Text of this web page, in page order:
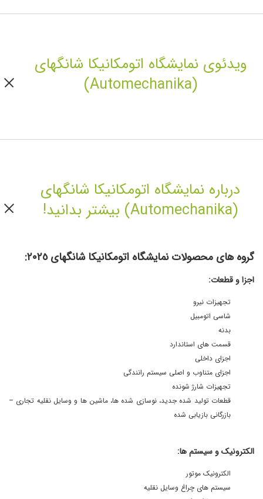
ویدئوی نمایشگاه اتومکانیکا شانگهای
(Automechanika)
درباره نمایشگاه اتومکانیکا شانگهای
(Automechanika) بیشتر بدانید!
گروه های محصولات نمایشگاه اتومکانیکا شانگهای ٢٠٢٥:
اجزا و قطعات:
تجهیزات نیرو
شاسی اتومبیل
بدنه
قسمت های استاندارد
اجزای داخلی
اجزای متناوب و اصلی سیستم رانندگی
تجهیزات شارژ شونده
قطعات تولید شده جدید، نوسازی شده ها، ماشین ها و وسایل نقلیه تجاری –
بازرگانی بازیابی شده
الکترونیک و سیستم ها:
الکترونیک موتور
سیستم های چراغ وسایل نقلیه